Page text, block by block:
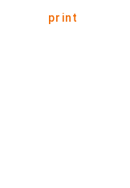
print